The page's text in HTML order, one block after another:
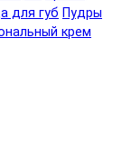
для губ Пудры
крем